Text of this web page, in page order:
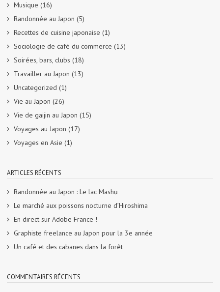
Musique (16)
Randonnée au Japon (5)
Recettes de cuisine japonaise (1)
Sociologie de café du commerce (13)
Soirées, bars, clubs (18)
Travailler au Japon (13)
Uncategorized (1)
Vie au Japon (26)
Vie de gaijin au Japon (15)
Voyages au Japon (17)
Voyages en Asie (1)
ARTICLES RÉCENTS
Randonnée au Japon : Le lac Mashū
Le marché aux poissons nocturne d’Hiroshima
En direct sur Adobe France !
Graphiste freelance au Japon pour la 3e année
Un café et des cabanes dans la forêt
COMMENTAIRES RÉCENTS